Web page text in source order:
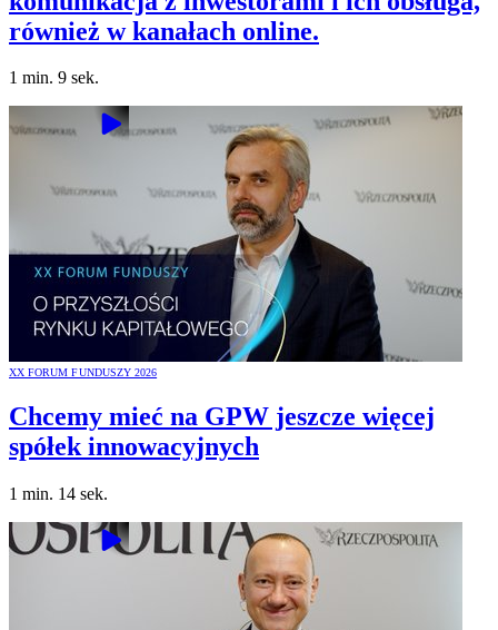
również w kanałach online.
1 min. 9 sek.
XX FORUM FUNDUSZY 2026
Chcemy mieć na GPW jeszcze więcej
spółek innowacyjnych
1 min. 14 sek.